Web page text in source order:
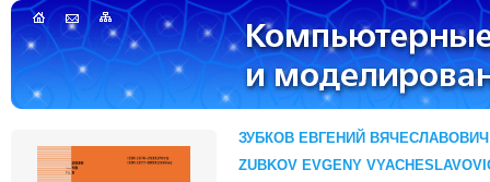
ЗУБКОВ ЕВГЕНИЙ ВЯЧЕСЛАВОВИЧ
ZUBKOV EVGENY